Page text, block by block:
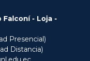
Falconí - Loja -
Presencial)
Distancia)